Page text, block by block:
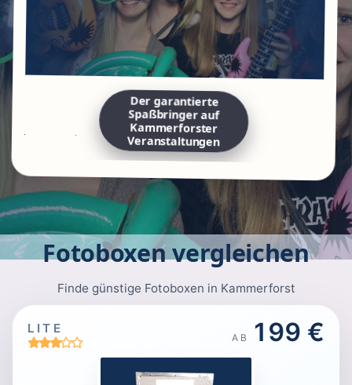
Der garantierte
Spaßbringer auf
Kammerforster
Veranstaltungen
Fotoboxen vergleichen
Finde günstige Fotoboxen in Kammerforst
LITE
AB 199 €